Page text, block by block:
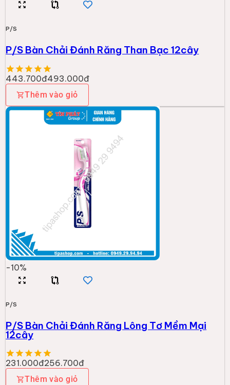
P/S
P/S Bàn Chải Đánh Răng Than Bạc 12cây
443.700đ493.000đ
Thêm vào giỏ
-10%
P/S
P/S Bàn Chải Đánh Răng Lông Tơ Mềm Mại
12cây
231.000đ256.700đ
Thêm vào giỏ